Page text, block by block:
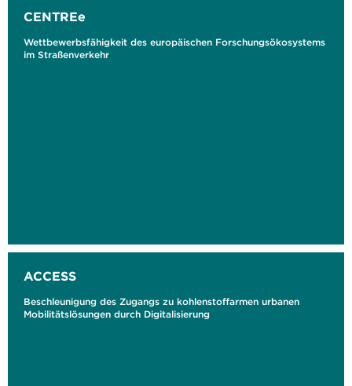
CENTREe
Wettbewerbsfähigkeit des europäischen Forschungsökosystems
im Straßenverkehr
ACCESS
Beschleunigung des Zugangs zu kohlenstoffarmen urbanen
Mobilitätslösungen durch Digitalisierung